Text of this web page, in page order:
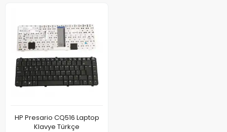
HP Presario CQ516 Laptop
Klavye Türkçe